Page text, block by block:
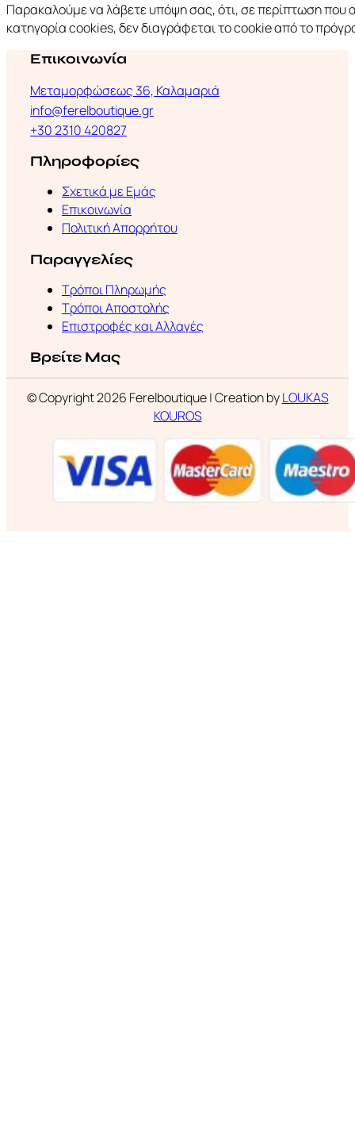
Παρακαλούμε να λάβετε υπόψη σας, ότι, σε περίπτωση που
κατηγορία cookies, δεν διαγράφεται το cookie από το
Επικοινωνία
Μεταμορφώσεως 36, Καλαμαριά
info@ferelboutique.gr
+30 2310 420827
Πληροφορίες
Σχετικά με Εμάς
Επικοινωνία
Πολιτική Απορρήτου
Παραγγελίες
Τρόποι Πληρωμής
Τρόποι Αποστολής
Επιστροφές και Αλλαγές
Βρείτε Μας
© Copyright 2026 Ferelboutique | Creation byLOUKAS
KOUROS